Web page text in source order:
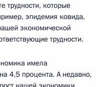
трудности, которые
эпидемия ковида,
экономической
трудности.
имела
4,5 процента. А недавно,